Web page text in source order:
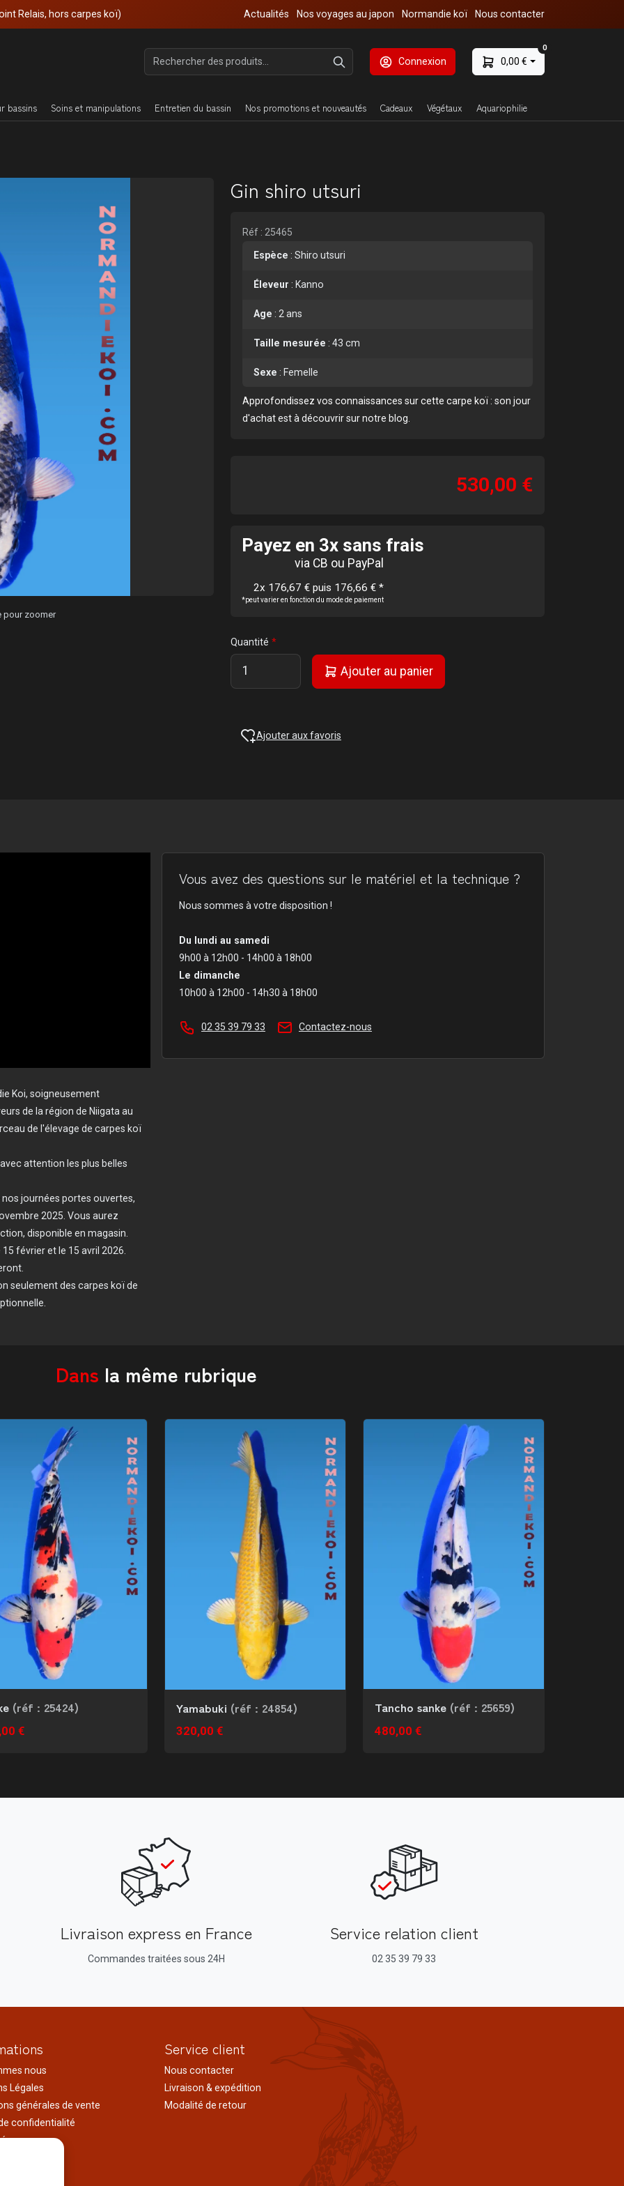
Relais, hors carpes koï) Actualités Nos voyages au japon Normandie koï Nous contacter
Connexion 0,00 €
0
bassins Soins et manipulations Entretien du bassin Nos promotions et nouveautés Cadeaux Végétaux Aquariophilie
pour zoomer
Gin shiro utsuri
Réf : 25465
Espèce : Shiro utsuri
Éleveur : Kanno
Age : 2 ans
Taille mesurée : 43 cm
Sexe : Femelle
Approfondissez vos connaissances sur cette carpe koï : son jour
d'achat est à découvrir sur notre blog
530,00 €
Payez en 3x sans frais
via CB ou PayPal
2x 176,67 € puis 176,66 € *
*peut varier en fonction du mode de paiement
Quantité
Ajouter au panier
Ajouter aux favoris
Koi, soigneusement
de la région de Niigata au
de l'élevage de carpes koï
attention les plus belles
journées portes ouvertes,
2025. Vous aurez
disponible en magasin.
février et le 15 avril 2026.
seulement des carpes koï de
Vous avez des questions sur le matériel et la technique ?
Nous sommes à votre disposition !
Du lundi au samedi
9h00 à 12h00 - 14h00 à 18h00
Le dimanche
10h00 à 12h00 - 14h30 à 18h00
02 35 39 79 33 Contactez-nous
Dans la même rubrique
(réf : 25424)
€
Yamabuki (réf : 24854)
320,00 €
Tancho sanke (réf : 25659)
480,00 €
Livraison express en France
Commandes traitées sous 24H
Service relation client
02 35 39 79 33
nous
Légales
générales de vente
confidentialité
Service client
Nous contacter
Livraison & expédition
Modalité de retour